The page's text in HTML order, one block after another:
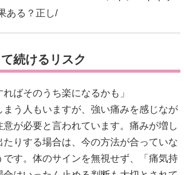
が必要と言われています。痛みが増し
合はいったん止める判断も大切とされて
select.com/column/16ストレートネッ
ある？正し/